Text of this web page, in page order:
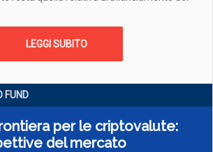
LEGGI SUBITO
FUND
per le criptovalute:
del mercato